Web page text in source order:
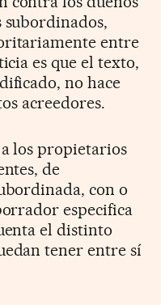
subordinados,
entre
es que el texto,
no hace
acreedores.
los propietarios
de
con o
especifica
el distinto
tener entre sí